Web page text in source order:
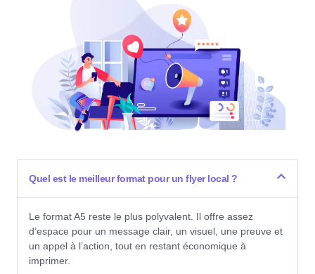
Quel est le meilleur format pour un flyer local ?
Le format A5 reste le plus polyvalent. Il offre assez
d’espace pour un message clair, un visuel, une preuve et
un appel à l’action, tout en restant économique à
imprimer.